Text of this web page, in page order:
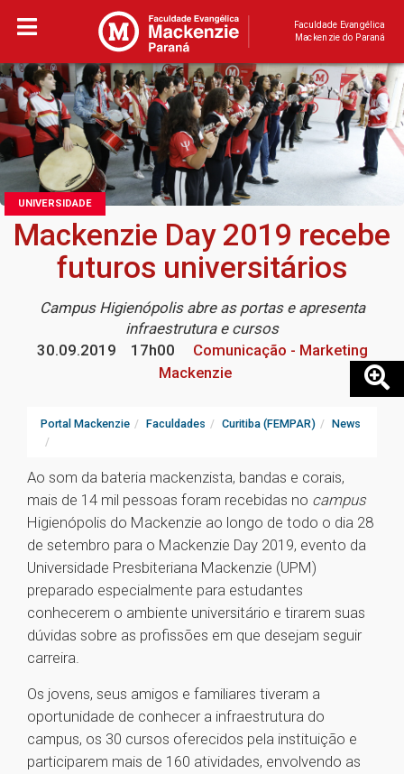
Faculdade Evangélica
Mackenzie do Paraná
UNIVERSIDADE
Mackenzie Day 2019 recebe
futuros universitários
Campus Higienópolis abre as portas e apresenta
infraestrutura e cursos
30.09.2019
17h00
Comunicação - Marketing
Mackenzie
Portal Mackenzie Faculdades Curitiba (FEMPAR) News
Ao som da bateria mackenzista, bandas e corais,
mais de 14 mil pessoas foram recebidas no campus
Higienópolis do Mackenzie ao longo de todo o dia 28
de setembro para o Mackenzie Day 2019, evento da
Universidade Presbiteriana Mackenzie (UPM)
preparado especialmente para estudantes
conhecerem o ambiente universitário e tirarem suas
dúvidas sobre as profissões em que desejam seguir
carreira.
Os jovens, seus amigos e familiares tiveram a
oportunidade de conhecer a infraestrutura do
campus, os 30 cursos oferecidos pela instituição e
participarem mais de 160 atividades, envolvendo as